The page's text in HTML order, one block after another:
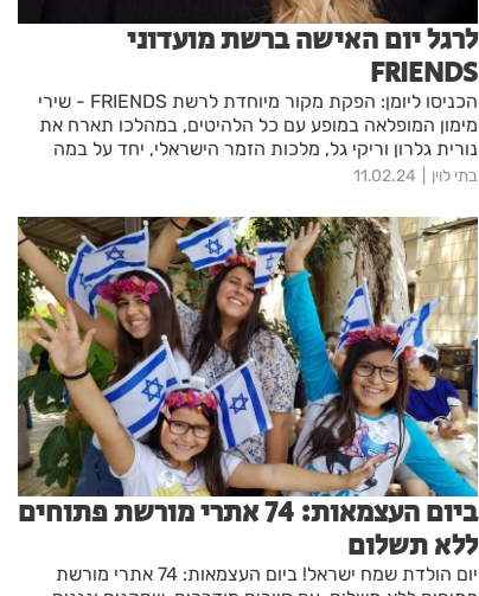
לרגל יום האישה ברשת מועדוני
FRIENDS
הכניסו ליומן: הפקת מקור מיוחדת לרשת FRIENDS - שירי
מימון המופלאה במופע עם כל הלהיטים, במהלכו תארח את
נורית גלרון וריקי גל, מלכות הזמר הישראלי, יחד על במה
אחת!
בתי לוין 11.02.24
ביום העצמאות: 74 אתרי מורשת פתוחים
ללא תשלום
יום הולדת שמח ישראל! ביום העצמאות: 74 אתרי מורשת